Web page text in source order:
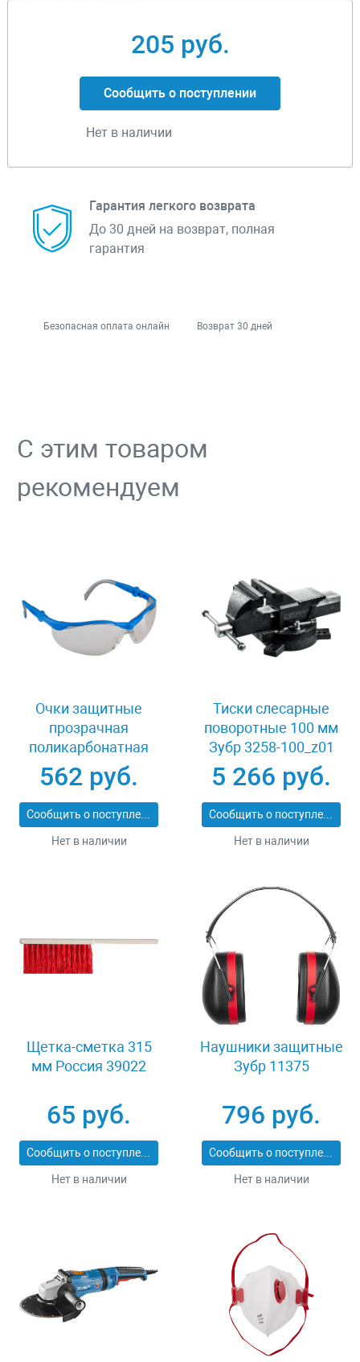
205 руб.
Сообщить о поступлении
Нет в наличии
Гарантия легкого возврата
До 30 дней на возврат, полная
гарантия
Безопасная оплата онлайн Возврат 30 дней
С этим товаром
рекомендуем
Очки защитные
прозрачная
поликарбонатная
монолинза ЗУБР
ЭКСПЕРТ 110310
562 руб.
Сообщить о поступлении
Нет в наличии
Тиски слесарные
поворотные 100 мм
Зубр 3258-100_z01
5 266 руб.
Сообщить о поступлении
Нет в наличии
Щетка-сметка 315
мм Россия 39022
65 руб.
Сообщить о поступлении
Нет в наличии
Наушники защитные
Зубр 11375
796 руб.
Сообщить о поступлении
Нет в наличии